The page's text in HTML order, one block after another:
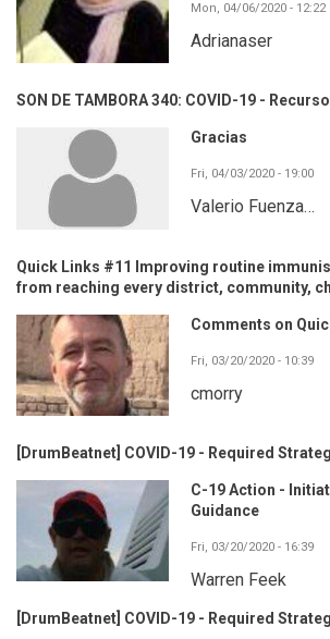
Mon, 04/06/2020 - 12:22
Adrianaser
SON DE TAMBORA 340: COVID-19 -
Gracias
Fri, 04/03/2020 - 19:00
Valerio Fuenza…
Quick Links #11 Improving routine
from reaching every district, community,
Comments on
Fri, 03/20/2020 - 10:39
cmorry
[DrumBeatnet] COVID-19 - Required
C-19 Action -
Guidance
Fri, 03/20/2020 - 16:39
Warren Feek
[DrumBeatnet] COVID-19 - Required